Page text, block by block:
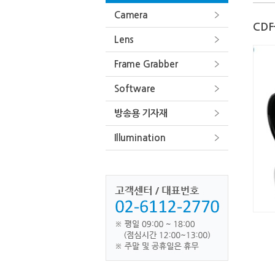
Camera
Lens
Frame Grabber
Software
방송용 기자재
Illumination